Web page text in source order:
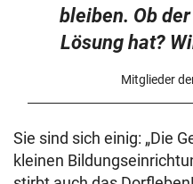
bleiben. Ob
Lösung hat?
Mitglieder
Sie sind sich einig: „Die
kleinen